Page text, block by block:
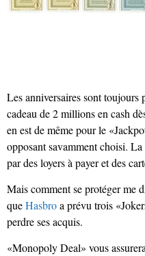
Les anniversaires sont toujours
cadeau de 2 millions en cash
en est de même pour le
opposant savamment choisi.
par des loyers à payer et des
Mais comment se protéger me
queHasbroa prévu trois
perdre ses acquis.
«Monopoly Deal» vous